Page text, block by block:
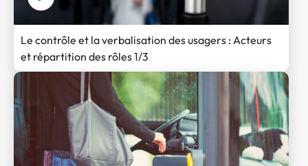
Le contrôle et la verbalisation des usagers : Acteurs
et répartition des rôles 1/3